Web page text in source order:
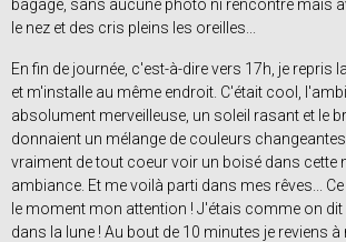
bagage, sans aucune photo ni rencontre mais
le nez et des cris pleins les oreilles...
En fin de journée, c'est-à-dire vers 17h, je repris
et m'installe au même endroit. C'était cool,
absolument merveilleuse, un soleil rasant et le
donnaient un mélange de couleurs
vraiment de tout coeur voir un boisé dans cette
ambiance. Et me voilà parti dans mes rêves...
le moment mon attention ! J'étais comme on
dans la lune ! Au bout de 10 minutes je reviens à